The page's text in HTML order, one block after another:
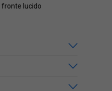
fronte lucido